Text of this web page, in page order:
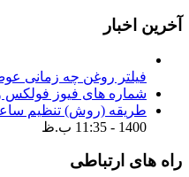
آخرین اخبار
فیلتر روغن چه زمانی
شماره های فیوز فولکس
طریقه (روش) تنظیم
1400 - 11:35 ب.ظ
راه های ارتباطی